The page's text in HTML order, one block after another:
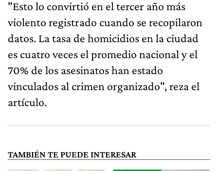
"Esto lo convirtió en el tercer año más
violento registrado cuando se recopilaron
datos. La tasa de homicidios en la ciudad
es cuatro veces el promedio nacional y el
70% de los asesinatos han estado
vinculados al crimen organizado", reza el
artículo.
TAMBIÉN TE PUEDE INTERESAR